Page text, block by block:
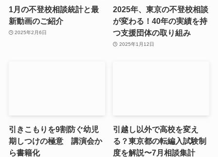
1月の不登校相談統計と最
新動画のご紹介
2025年2月6日
2025年、東京の不登校相談
が変わる！40年の実績を持
つ支援団体の取り組み
2025年1月12日
引きこもりを9割防ぐ幼児
期しつけの極意 講演会か
ら書籍化
引越し以外で高校を変え
る？東京都の転編入試験制
度を解説〜7月相談集計